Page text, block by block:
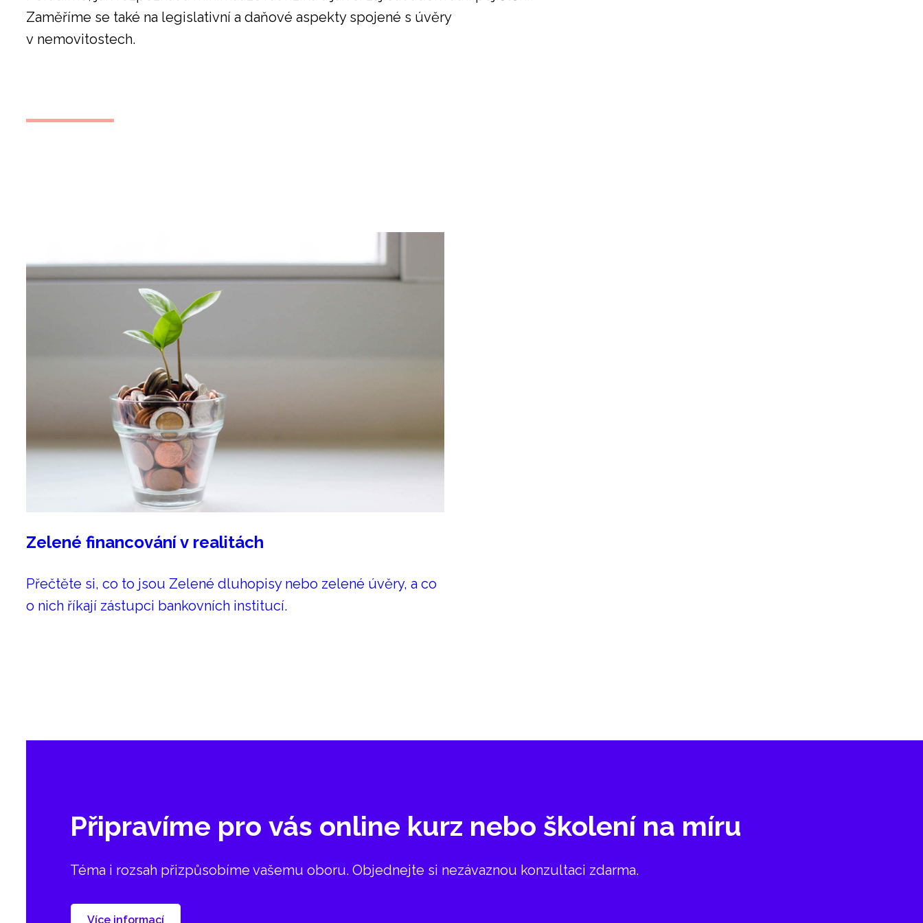
Zaměříme se také na legislativní a daňové aspekty spojené s úvěry
v nemovitostech.
Zelené financování v realitách
Přečtěte si, co to jsou Zelené dluhopisy nebo zelené úvěry, a co
o nich říkají zástupci bankovních institucí.
Připravíme pro vás online kurz nebo školení na míru
Téma i rozsah přizpůsobíme vašemu oboru. Objednejte si nezávaznou konzultaci zdarma.
Více informací